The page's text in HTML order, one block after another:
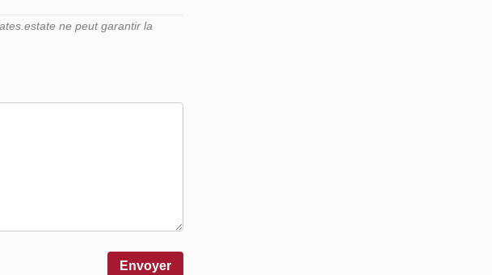
ne peut garantir la
Envoyer